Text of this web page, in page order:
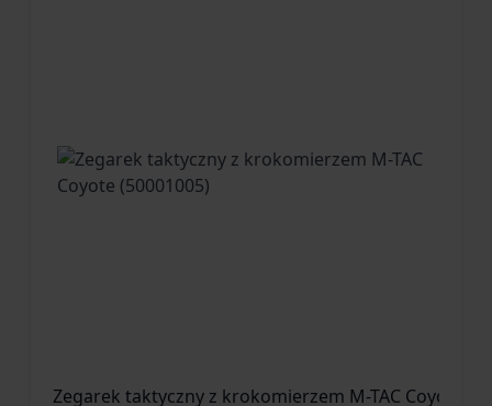
Zegarek taktyczny z krokomierzem M-TAC Coyote